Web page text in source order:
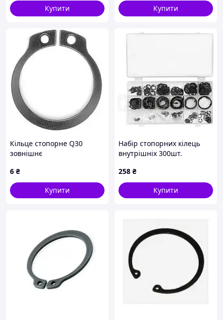
Купити
Купити
Кільце стопорне Q30
зовнішнє
6 ₴
Купити
Набір стопорних кілець
внутрішніх 300шт.
258 ₴
Купити